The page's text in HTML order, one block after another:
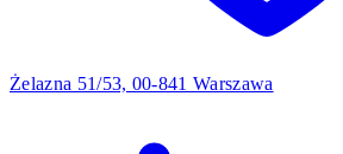
Żelazna 51/53, 00-841 Warszawa